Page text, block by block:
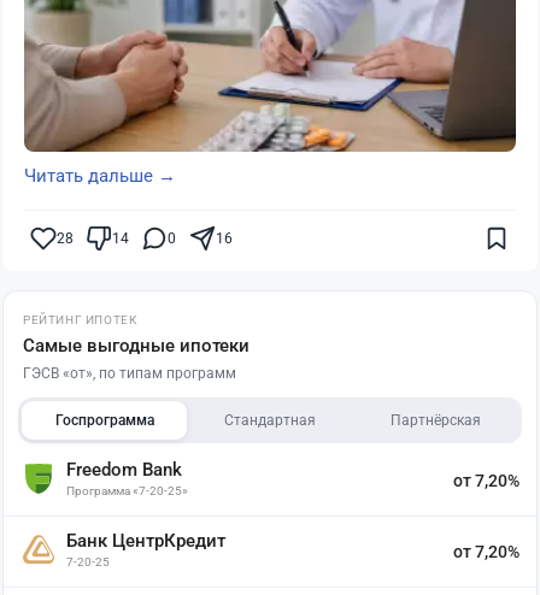
Читать дальше →
28 14 0 16
РЕЙТИНГ ИПОТЕК
Самые выгодные ипотеки
ГЭСВ «от», по типам программ
Госпрограмма Стандартная Партнёрская
Freedom Bank
Программа «7-20-25»
от 7,20%
Банк ЦентрКредит
7-20-25
от 7,20%